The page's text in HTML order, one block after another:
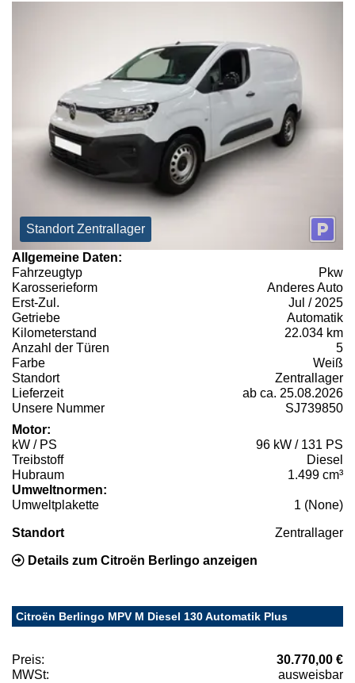
Standort Zentrallager
Allgemeine Daten:
Fahrzeugtyp
Pkw
Karosserieform
Anderes Auto
Erst-Zul.
Jul / 2025
Getriebe
Automatik
Kilometerstand
22.034 km
Anzahl der Türen
5
Farbe
Weiß
Standort
Zentrallager
Lieferzeit
ab ca. 25.08.2026
Unsere Nummer
SJ739850
Motor:
kW / PS
96 kW / 131 PS
Treibstoff
Diesel
Hubraum
1.499 cm³
Umweltnormen:
Umweltplakette
1 (None)
Standort Zentrallager
Details zum Citroën Berlingo anzeigen
Citroën Berlingo MPV M Diesel 130 Automatik Plus
Preis:
30.770,00 €
MWSt:
ausweisbar